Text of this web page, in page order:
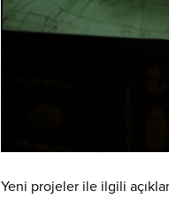
Yeni projeler ile ilgili